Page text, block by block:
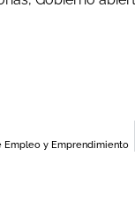
Empleo y Emprendimiento